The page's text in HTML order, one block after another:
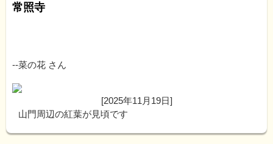
常照寺
--菜の花 さん
[2025年11月19日]
山門周辺の紅葉が見頃です